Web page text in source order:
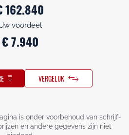
162.840
voordeel
€ 7.940
VERGELIJK
is onder voorbehoud van schrijf-
en andere gegevens zijn niet